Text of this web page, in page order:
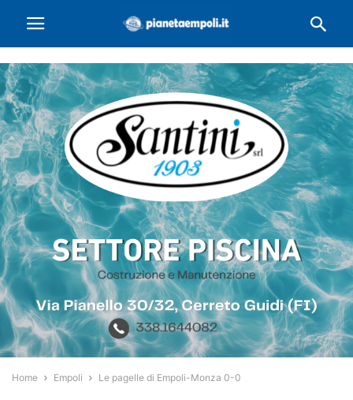
Home Empoli Le pagelle di Empoli-Monza 0-0